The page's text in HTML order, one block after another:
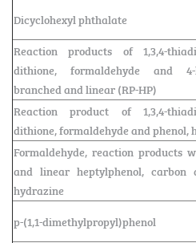
Dicyclohexyl phthalate
Reaction products of 1,3,4-
dithione, formaldehyde and 4-
branched and linear (RP-HP)
Reaction product of 1,3,4-
dithione, formaldehyde and phenol,
Formaldehyde, reaction products
and linear heptylphenol, carbon
hydrazine
p-(1,1-dimethylpropyl)phenol